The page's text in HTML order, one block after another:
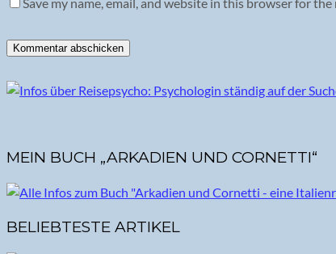
MEIN BUCH „ARKADIEN UND CORNETTI“
BELIEBTESTE ARTIKEL